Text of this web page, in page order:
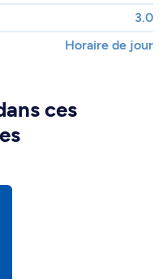
3.0
Horaire de jour
ces